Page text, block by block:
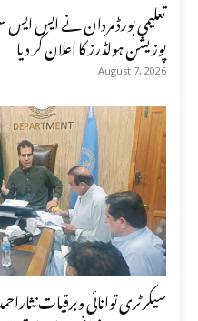
پوزیشن ہولڈرز کا اعلان کر دیا
August 7, 2026
سیکرٹری توانائی وبرقیات